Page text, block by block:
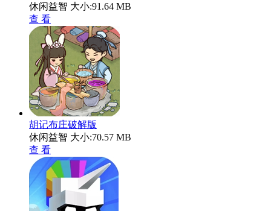
休闲益智 大小:91.64 MB
查 看
胡记布庄破解版
休闲益智 大小:70.57 MB
查 看